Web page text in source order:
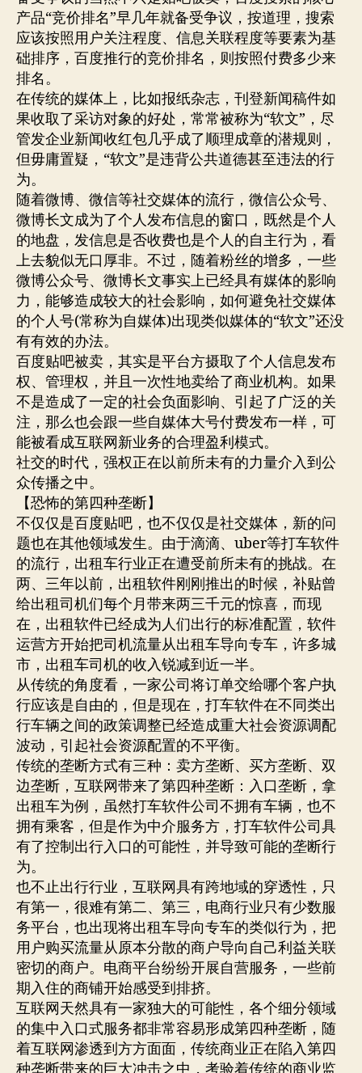
产品“竞价排名”早几年就备受争议，按道理，搜索
应该按照用户关注程度、信息关联程度等要素为基
础排序，百度推行的竞价排名，则按照付费多少来
排名。
在传统的媒体上，比如报纸杂志，刊登新闻稿件如
果收取了采访对象的好处，常常被称为“软文”，尽
管发企业新闻收红包几乎成了顺理成章的潜规则，
但毋庸置疑，“软文”是违背公共道德甚至违法的行
为。
随着微博、微信等社交媒体的流行，微信公众号、
微博长文成为了个人发布信息的窗口，既然是个人
的地盘，发信息是否收费也是个人的自主行为，看
上去貌似无口厚非。不过，随着粉丝的增多，一些
微博公众号、微博长文事实上已经具有媒体的影响
力，能够造成较大的社会影响，如何避免社交媒体
的个人号(常称为自媒体)出现类似媒体的“软文”还没
有有效的办法。
百度贴吧被卖，其实是平台方摄取了个人信息发布
权、管理权，并且一次性地卖给了商业机构。如果
不是造成了一定的社会负面影响、引起了广泛的关
注，那么也会跟一些自媒体大号付费发布一样，可
能被看成互联网新业务的合理盈利模式。
社交的时代，强权正在以前所未有的力量介入到公
众传播之中。
【恐怖的第四种垄断】
不仅仅是百度贴吧，也不仅仅是社交媒体，新的问
题也在其他领域发生。由于滴滴、uber等打车软件
的流行，出租车行业正在遭受前所未有的挑战。在
两、三年以前，出租软件刚刚推出的时候，补贴曾
给出租司机们每个月带来两三千元的惊喜，而现
在，出租软件已经成为人们出行的标准配置，软件
运营方开始把司机流量从出租车导向专车，许多城
市，出租车司机的收入锐减到近一半。
从传统的角度看，一家公司将订单交给哪个客户执
行应该是自由的，但是现在，打车软件在不同类出
行车辆之间的政策调整已经造成重大社会资源调配
波动，引起社会资源配置的不平衡。
传统的垄断方式有三种：卖方垄断、买方垄断、双
边垄断，互联网带来了第四种垄断：入口垄断，拿
出租车为例，虽然打车软件公司不拥有车辆，也不
拥有乘客，但是作为中介服务方，打车软件公司具
有了控制出行入口的可能性，并导致可能的垄断行
为。
也不止出行行业，互联网具有跨地域的穿透性，只
有第一，很难有第二、第三，电商行业只有少数服
务平台，也出现将出租车导向专车的类似行为，把
用户购买流量从原本分散的商户导向自己利益关联
密切的商户。电商平台纷纷开展自营服务，一些前
期入住的商铺开始感受到排挤。
互联网天然具有一家独大的可能性，各个细分领域
的集中入口式服务都非常容易形成第四种垄断，随
着互联网渗透到方方面面，传统商业正在陷入第四
种垄断带来的巨大冲击之中，考验着传统的商业监